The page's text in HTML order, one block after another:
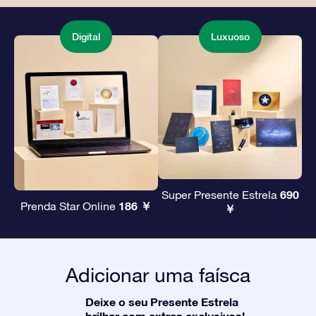
Digital
Prenda Star Online 186 ￥
Luxuoso
Super Presente Estrela 690
￥
Adicionar uma faísca
Deixe o seu Presente Estrela